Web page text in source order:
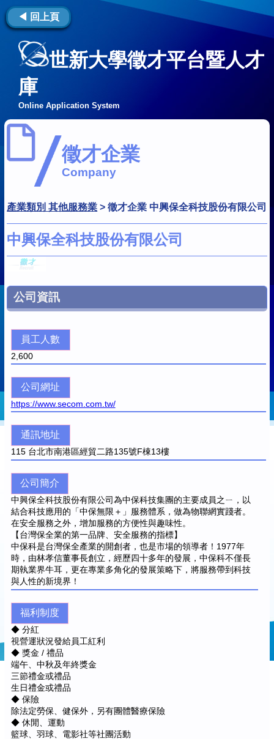
◀ 回上頁
世新大學徵才平台暨人才
庫
Online Application System
徵才企業
Company
產業類別 其他服務業 >徵才企業 中興保全科技股份有限公司
中興保全科技股份有限公司
公司資訊
員工人數
2,600
公司網址
https://www.secom.com.tw/
通訊地址
115台北市南港區經貿二路135號F棟13樓
公司簡介
中興保全科技股份有限公司為中保科技集團的主要成員之ㄧ，以
結合科技應用的「中保無限＋」服務體系，做為物聯網實踐者。
在安全服務之外，增加服務的方便性與趣味性。
【台灣保全業的第一品牌、安全服務的指標】
中保科是台灣保全產業的開創者，也是市場的領導者！1977年
時，由林孝信董事長創立，經歷四十多年的發展，中保科不僅長
期執業界牛耳，更在專業多角化的發展策略下，將服務帶到科技
與人性的新境界！
福利制度
◆ 分紅
視營運狀況發給員工紅利
◆ 獎金 / 禮品
端午、中秋及年終獎金
三節禮金或禮品
生日禮金或禮品
◆ 保險
除法定勞保、健保外，另有團體醫療保險
◆ 休閒、運動
籃球、羽球、電影社等社團活動